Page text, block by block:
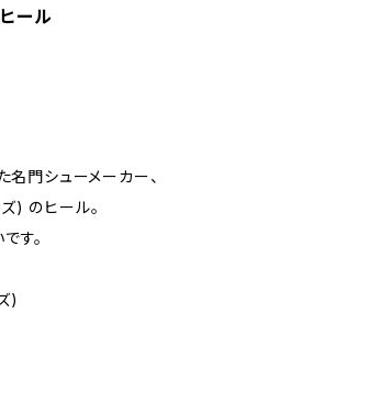
ール
名門シューメーカー、
) のヒール。
す。
)